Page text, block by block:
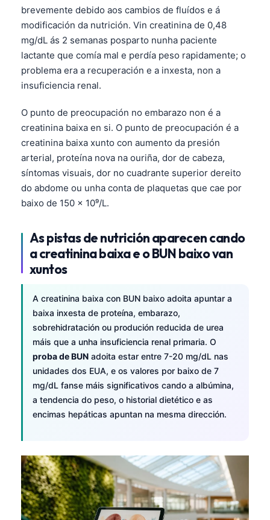
brevemente debido aos cambios de fluídos e á
modificación da nutrición. Vin creatinina de 0,48
mg/dL ás 2 semanas posparto nunha paciente
lactante que comía mal e perdía peso rapidamente; o
problema era a recuperación e a inxesta, non a
insuficiencia renal.
O punto de preocupación no embarazo non é a
creatinina baixa en si. O punto de preocupación é a
creatinina baixa xunto con aumento da presión
arterial, proteína nova na ouriña, dor de cabeza,
síntomas visuais, dor no cuadrante superior dereito
do abdome ou unha conta de plaquetas que cae por
baixo de 150 x 10⁹/L.
As pistas de nutrición aparecen cando
a creatinina baixa e o BUN baixo van
xuntos
A creatinina baixa con BUN baixo adoita apuntar a
baixa inxesta de proteína, embarazo,
sobrehidratación ou produción reducida de urea
máis que a unha insuficiencia renal primaria. O
proba de BUN adoita estar entre 7-20 mg/dL nas
unidades dos EUA, e os valores por baixo de 7
mg/dL fanse máis significativos cando a albúmina,
a tendencia do peso, o historial dietético e as
encimas hepáticas apuntan na mesma dirección.
Norsk bokmål